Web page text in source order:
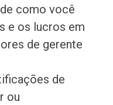
como você
e os lucros em
de gerente
de
ou